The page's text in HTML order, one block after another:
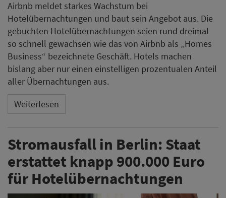
Airbnb meldet starkes Wachstum bei
Hotelübernachtungen und baut sein Angebot aus. Die
gebuchten Hotelübernachtungen seien rund dreimal
so schnell gewachsen wie das von Airbnb als „Homes
Business“ bezeichnete Geschäft. Hotels machen
bislang aber nur einen einstelligen prozentualen Anteil
aller Übernachtungen aus.
Weiterlesen
Stromausfall in Berlin: Staat
erstattet knapp 900.000 Euro
für Hotelübernachtungen